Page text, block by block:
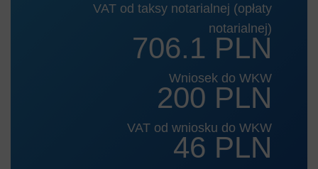
VAT od taksy notarialnej (opłaty
notarialnej)
706.1 PLN
Wniosek do WKW
200 PLN
VAT od wniosku do WKW
46 PLN